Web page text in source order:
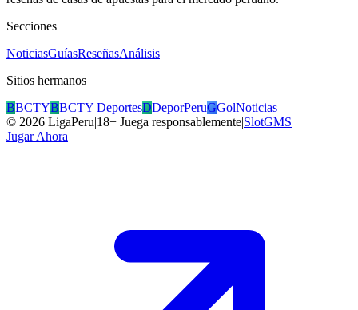
Secciones
NoticiasGuíasReseñasAnálisis
Sitios hermanos
BBCTYBBCTY DeportesDDeporPeruGGolNoticias
© 2026 LigaPeru|18+ Juega responsablemente|SlotGMS
Jugar Ahora